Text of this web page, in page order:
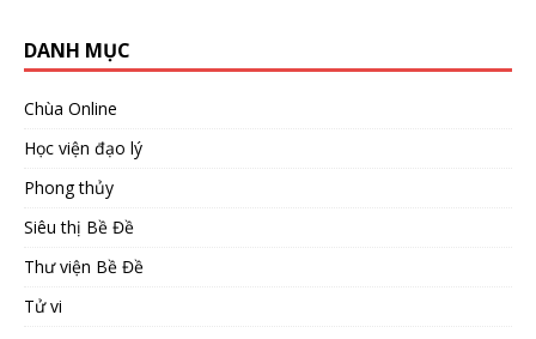
DANH MỤC
Chùa Online
Học viện đạo lý
Phong thủy
Siêu thị Bề Đề
Thư viện Bề Đề
Tử vi